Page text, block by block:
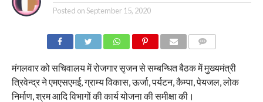
Posted onSeptember 15, 2020
मंगलवार को सचिवालय में रोजगार सृजन से सम्बन्धित बैठक में मुख्यमंत्री
त्रिवेन्द्र ने एमएसएमई, ग्राम्य विकास, ऊर्जा, पर्यटन, कैम्पा, पेयजल, लोक
निर्माण, श्रम आदि विभागों की कार्य योजना की समीक्षा की।